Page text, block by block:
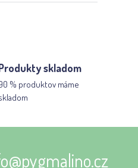
skladom
% produktov máme